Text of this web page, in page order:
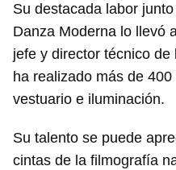
Su destacada labor
Danza Moderna lo llevó
jefe y director técnico de
ha realizado más de
vestuario e iluminación.
Su talento se puede
cintas de la filmografía